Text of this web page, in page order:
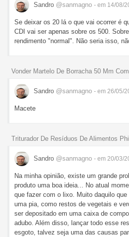
Sandro @sanmagno - em 14/08/
Se deixar os 20 lá o que vai ocorrer é
CDI vai ser apenas sobre os 500.
rendimento "normal". Não seria isso,
Vonder Martelo De Borracha 50 Mm
Sandro @sanmagno - em 26/05/
Macete
Triturador De Resíduos De Alimentos
Sandro @sanmagno - em 20/03/
Na minha opinião, existe um grande
produto uma boa ideia... No atual
que fazer com o lixo. Muito daquilo que
uma pia, como restos de vegetais e
ser depositado em uma caixa de
adubo. Além disso, lançar todo esse
esgoto, talvez seja uma das causas